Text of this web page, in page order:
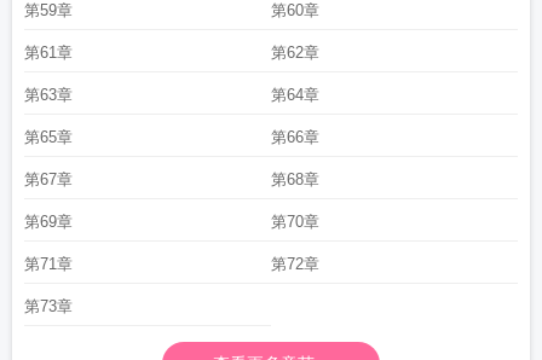
第59章 第60章
第61章 第62章
第63章 第64章
第65章 第66章
第67章 第68章
第69章 第70章
第71章 第72章
第73章